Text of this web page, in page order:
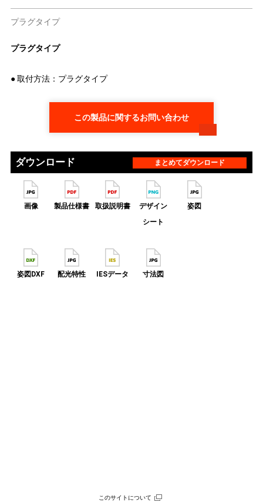
プラグタイプ
プラグタイプ
● 取付方法：プラグタイプ
この製品に関するお問い合わせ
ダウンロード まとめてダウンロード
画像 製品仕様書 取扱説明書
デザイン
シート
姿図
姿図DXF 配光特性 IESデータ 寸法図
このサイトについて